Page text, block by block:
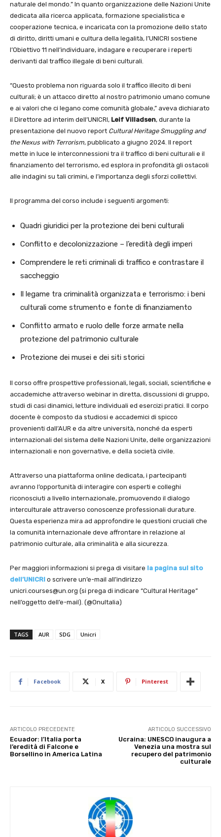
naturale del mondo.” In quanto organizzazione delle Nazioni Unite
dedicata alla ricerca applicata, formazione specialistica e
cooperazione tecnica, e incaricata con la promozione dello stato
di diritto, diritti umani e cultura della legalità, l’UNICRI sostiene
l’Obiettivo 11 nell’individuare, indagare e recuperare i reperti
derivanti dal traffico illegale di beni culturali.
“Questo problema non riguarda solo il traffico illecito di beni
culturali; è un attacco diretto al nostro patrimonio umano comune
e ai valori che ci legano come comunità globale,” aveva dichiarato
il Direttore ad interim dell’UNICRI, Leif Villadsen, durante la
presentazione del nuovo report Cultural Heritage Smuggling and
the Nexus with Terrorism, pubblicato a giugno 2024. Il report
mette in luce le interconnessioni tra il traffico di beni culturali e il
finanziamento del terrorismo, ed esplora in profondità gli ostacoli
alle indagini su tali crimini, e l’importanza degli sforzi collettivi.
Il programma del corso include i seguenti argomenti:
Quadri giuridici per la protezione dei beni culturali
Conflitto e decolonizzazione – l’eredità degli imperi
Comprendere le reti criminali di traffico e contrastare il
saccheggio
Il legame tra criminalità organizzata e terrorismo: i beni
culturali come strumento e fonte di finanziamento
Conflitto armato e ruolo delle forze armate nella
protezione del patrimonio culturale
Protezione dei musei e dei siti storici
Il corso offre prospettive professionali, legali, sociali, scientifiche e
accademiche attraverso webinar in diretta, discussioni di gruppo,
studi di casi dinamici, letture individuali ed esercizi pratici. Il corpo
docente è composto da studiosi e accademici di spicco
provenienti dall’AUR e da altre università, nonché da esperti
internazionali del sistema delle Nazioni Unite, delle organizzazioni
internazionali e non governative, e della società civile.
Attraverso una piattaforma online dedicata, i partecipanti
avranno l’opportunità di interagire con esperti e colleghi
riconosciuti a livello internazionale, promuovendo il dialogo
interculturale attraverso conoscenze professionali durature.
Questa esperienza mira ad approfondire le questioni cruciali che
la comunità internazionale deve affrontare in relazione al
patrimonio culturale, alla criminalità e alla sicurezza.
Per maggiori informazioni si prega di visitare la pagina sul sito
dell’UNICRI o scrivere un’e-mail all’indirizzo
unicri.courses@un.org (si prega di indicare “Cultural Heritage”
nell’oggetto dell’e-mail). (@OnuItalia)
TAGS AUR SDG Unicri
Facebook X Pinterest
ARTICOLO PRECEDENTE
Ecuador: l’Italia porta
l’eredità di Falcone e
Borsellino in America Latina
ARTICOLO SUCCESSIVO
Ucraina: UNESCO inaugura a
Venezia una mostra sul
recupero del patrimonio
culturale